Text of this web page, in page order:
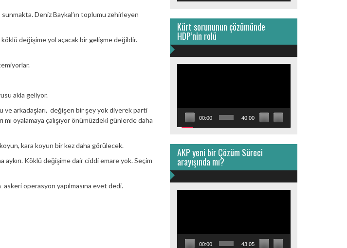
Deniz Baykal’ın toplumu zehirleyen
değişime yol açacak bir gelişme değildir.
akla geliyor.
ve arkadaşları, değişen bir şey yok diyerek parti
oyalamaya çalışıyor önümüzdeki günlerde daha
kara koyun bir kez daha görülecek.
Köklü değişime dair ciddi emare yok. Seçim
askeri operasyon yapılmasına evet dedi.
Kürt sorununun çözümünde
HDP’nin rolü
00:00 40:00
AKP yeni bir Çözüm Süreci
arayışında mı?
00:00 43:05